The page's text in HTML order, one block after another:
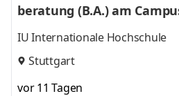
beratung (B.A.) am
IU Internationale Hochschule
Stuttgart
vor 11 Tagen